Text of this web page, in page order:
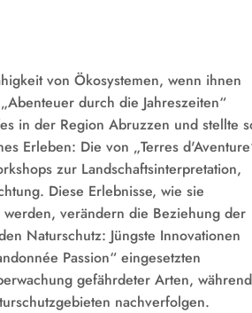
von Ökosystemen, wenn ihnen
durch die Jahreszeiten“
in der Region Abruzzen und stellte
Erleben: Die von „Terres
zur Landschaftsinterpretation,
Diese Erlebnisse, wie sie
verändern die Beziehung der
Naturschutz: Jüngste Innovationen
Passion“ eingesetzten
gefährdeter Arten, während
nachverfolgen.